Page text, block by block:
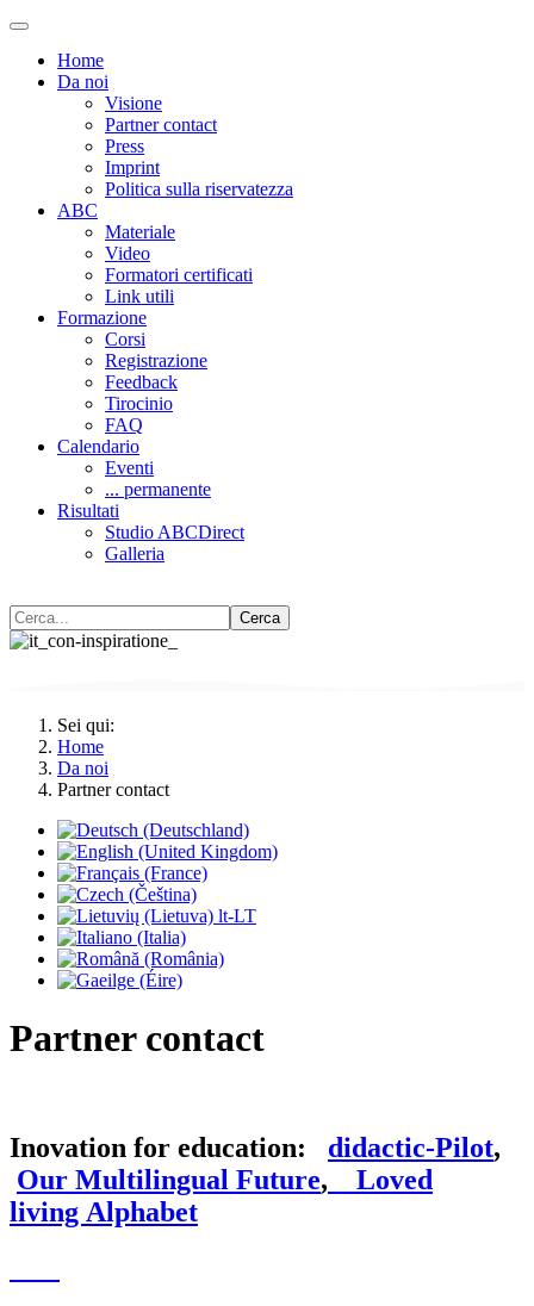
Home
Da noi
Visione
Partner contact
Press
Imprint
Politica sulla riservatezza
ABC
Materiale
Video
Formatori certificati
Link utili
Formazione
Corsi
Registrazione
Feedback
Tirocinio
FAQ
Calendario
Eventi
... permanente
Risultati
Studio ABCDirect
Galleria
Cerca
Sei qui:
Home
Da noi
Partner contact
Partner contact
Inovation for education: didactic-Pilot,
Our Multilingual Future,
Loved
living Alphabet